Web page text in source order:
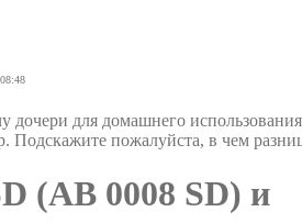
дочери для домашнего
Подскажите пожалуйста, в чем
(AB 0008 SD) и